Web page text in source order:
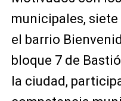
municipales,
el barrio
bloque 7 de
la ciudad,